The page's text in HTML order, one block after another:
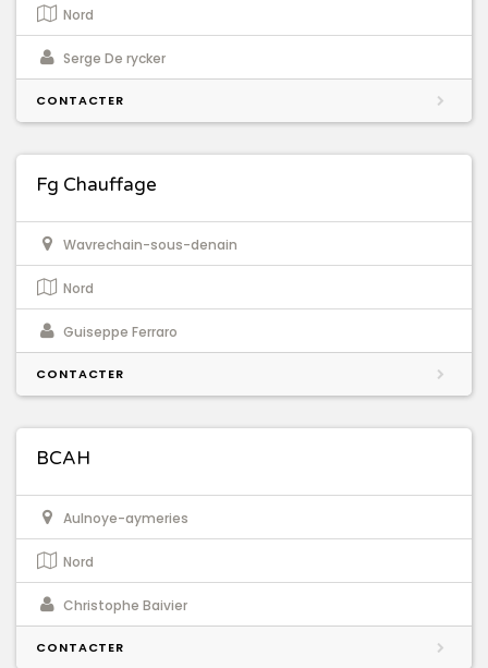
Nord
Serge De rycker
CONTACTER
Fg Chauffage
Wavrechain-sous-denain
Nord
Guiseppe Ferraro
CONTACTER
BCAH
Aulnoye-aymeries
Nord
Christophe Baivier
CONTACTER